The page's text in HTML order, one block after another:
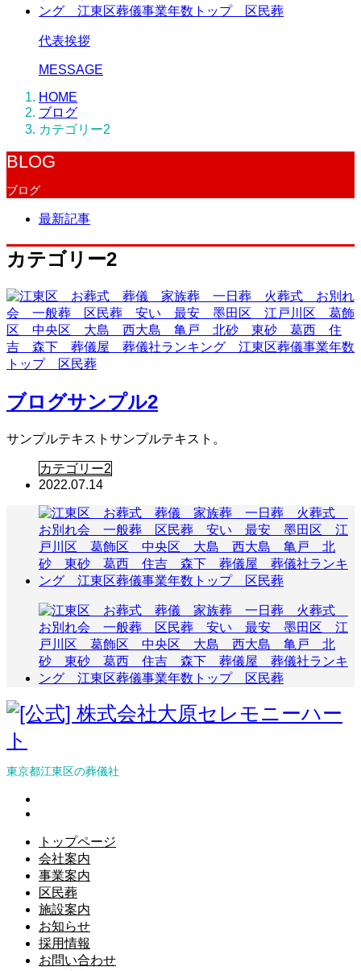
代表挨拶
MESSAGE
HOME
ブログ
カテゴリー2
BLOG
ブログ
最新記事
カテゴリー2
ブログサンプル2
サンプルテキストサンプルテキスト。
カテゴリー2
2022.07.14
東京都江東区の葬儀社
トップページ
会社案内
事業案内
区民葬
施設案内
お知らせ
採用情報
お問い合わせ